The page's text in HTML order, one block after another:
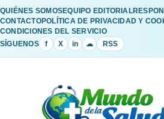
QUIÉNES SOMOSEQUIPO EDITORIAL
CONTACTOPOLÍTICA DE PRIVACIDAD Y
CONDICIONES DEL SERVICIO
SÍGUENOS
f X in ☁ RSS